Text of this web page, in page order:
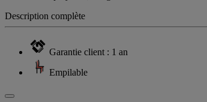
Description complète